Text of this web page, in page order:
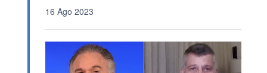
16 Ago 2023